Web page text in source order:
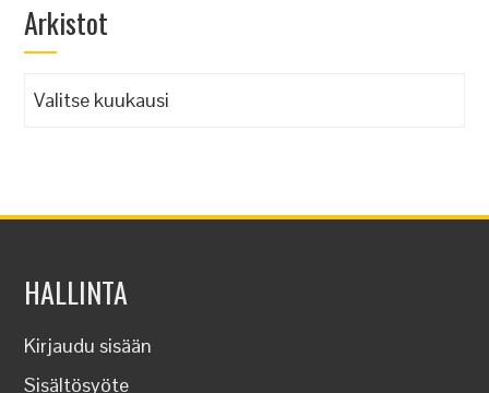
Arkistot
Arkistot
HALLINTA
Kirjaudu sisään
Sisältösyöte